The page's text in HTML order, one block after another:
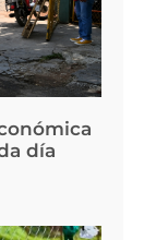
día